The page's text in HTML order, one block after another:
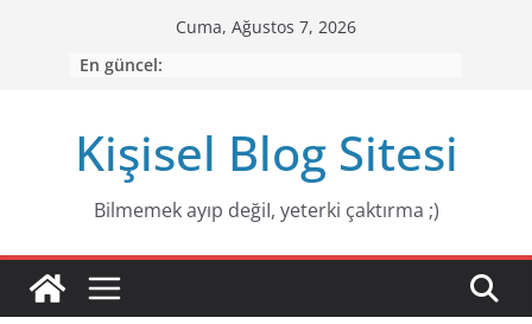
Cuma, Ağustos 7, 2026
En güncel:
Kişisel Blog Sitesi
Bilmemek ayıp değiI, yeterki çaktırma ;)